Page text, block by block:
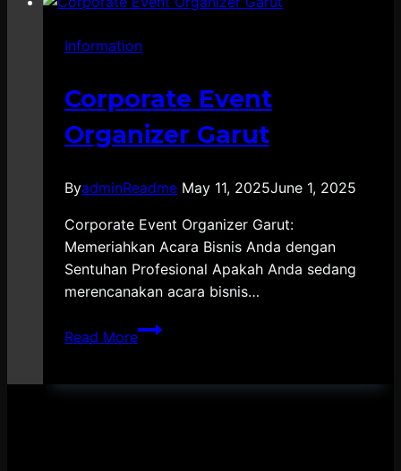
Samarinda
Information
Corporate Event
Organizer Garut
ByadminReadme May 11, 2025June 1, 2025
Corporate Event Organizer Garut:
Memeriahkan Acara Bisnis Anda dengan
Sentuhan Profesional Apakah Anda sedang
merencanakan acara bisnis…
Read More
Corporate
Event